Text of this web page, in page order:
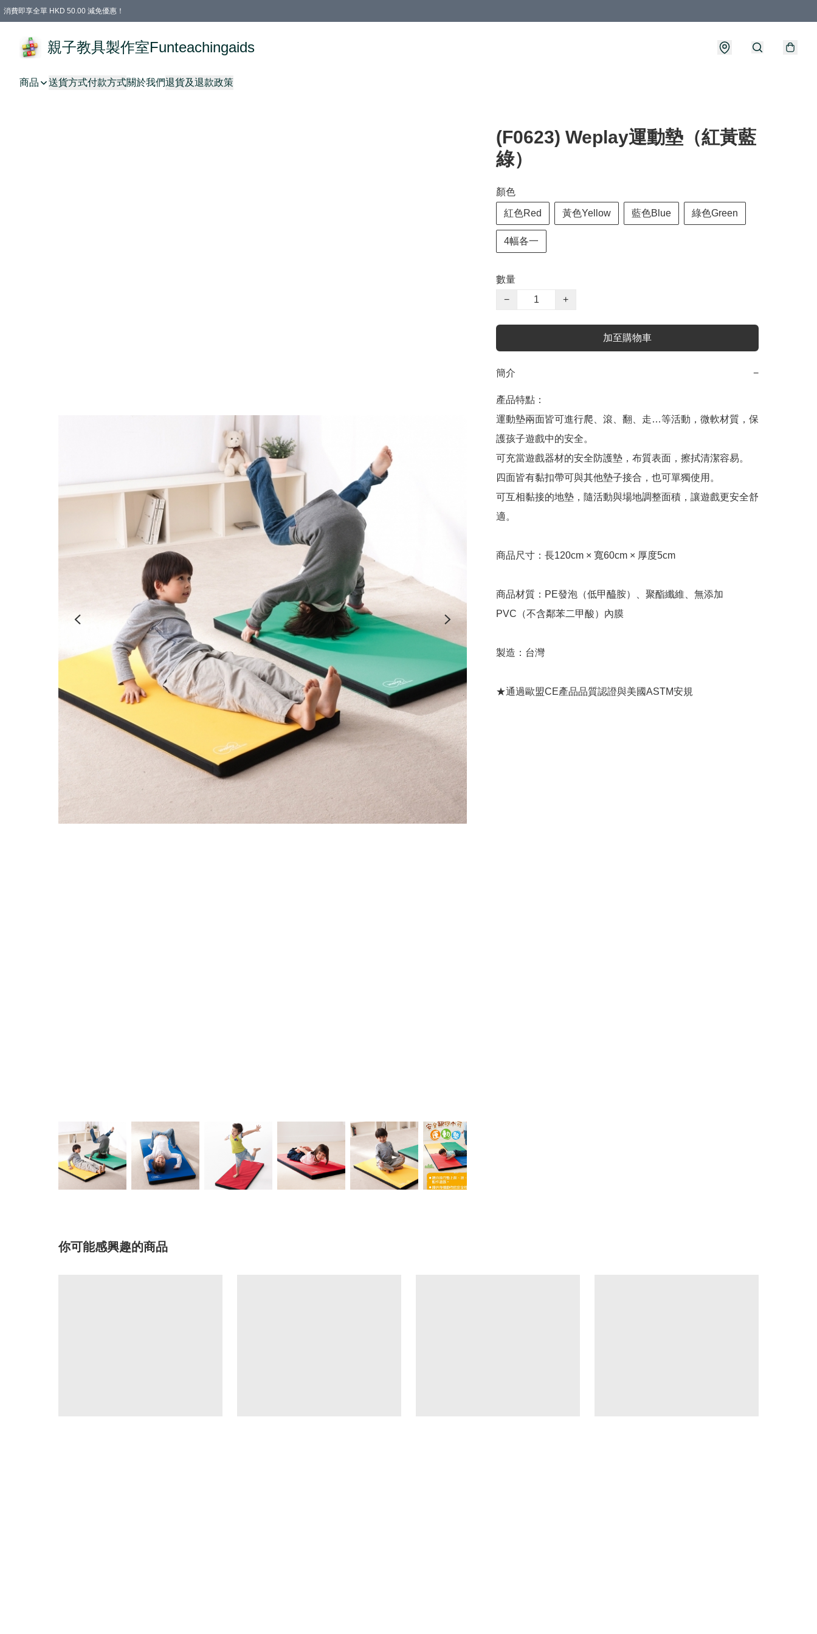
消費即享全單 HKD 50.00 減免優惠！
親子教具製作室Funteachingaids
商品 送貨方式付款方式關於我們退貨及退款政策
(F0623) Weplay運動墊（紅黃藍
綠）
顏色
紅色Red 黃色Yellow 藍色Blue 綠色Green
4幅各一
數量
−
+
加至購物車
簡介 −
產品特點：
運動墊兩面皆可進行爬、滾、翻、走…等活動，微軟材質，保
護孩子遊戲中的安全。
可充當遊戲器材的安全防護墊，布質表面，擦拭清潔容易。
四面皆有黏扣帶可與其他墊子接合，也可單獨使用。
可互相黏接的地墊，隨活動與場地調整面積，讓遊戲更安全舒
適。
商品尺寸：長120cm × 寬60cm × 厚度5cm
商品材質：PE發泡（低甲醯胺）、聚酯纖維、無添加
PVC（不含鄰苯二甲酸）內膜
製造：台灣
你可能感興趣的商品